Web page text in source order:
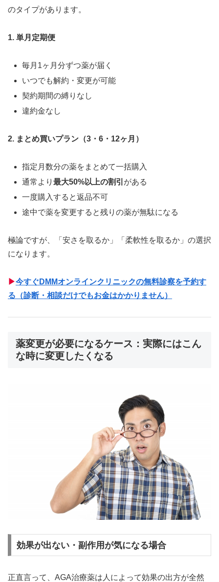
のタイプがあります。
1. 単月定期便
毎月1ヶ月分ずつ薬が届く
いつでも解約・変更が可能
契約期間の縛りなし
違約金なし
2. まとめ買いプラン（3・6・12ヶ月）
指定月数分の薬をまとめて一括購入
通常より最大50%以上の割引 がある
一度購入すると返品不可
途中で薬を変更すると残りの薬が無駄になる
極論ですが、「安さを取るか」「柔軟性を取るか」の選択
になります。
▶今すぐDMMオンラインクリニックの無料診察を予約す
る（診断・相談だけでもお金はかかりません）
薬変更が必要になるケース：実際にはこん
な時に変更したくなる
効果が出ない・副作用が気になる場合
正直言って、AGA治療薬は人によって効果の出方が全然